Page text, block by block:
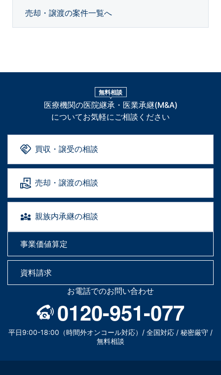
売却・譲渡の案件一覧へ
無料相談
医療機関の医院継承・医業承継(M&A)
についてお気軽にご相談ください
買収・譲受の相談
売却・譲渡の相談
親族内承継の相談
事業価値算定
資料請求
お電話でのお問い合わせ
0120-951-077
平日9:00-18:00（時間外オンコール対応）/ 全国対応 / 秘密厳守 /
無料相談